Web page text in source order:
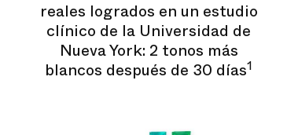
reales logrados en un estudio
clínico de la Universidad de
Nueva York: 2 tonos más
blancos después de 30 días1